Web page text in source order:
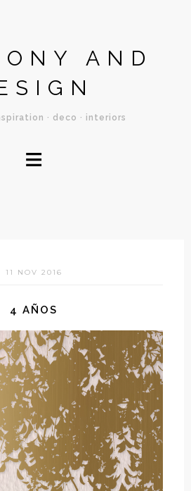
AND
· deco · interiors
≡
11 NOV 2016
4 AÑOS